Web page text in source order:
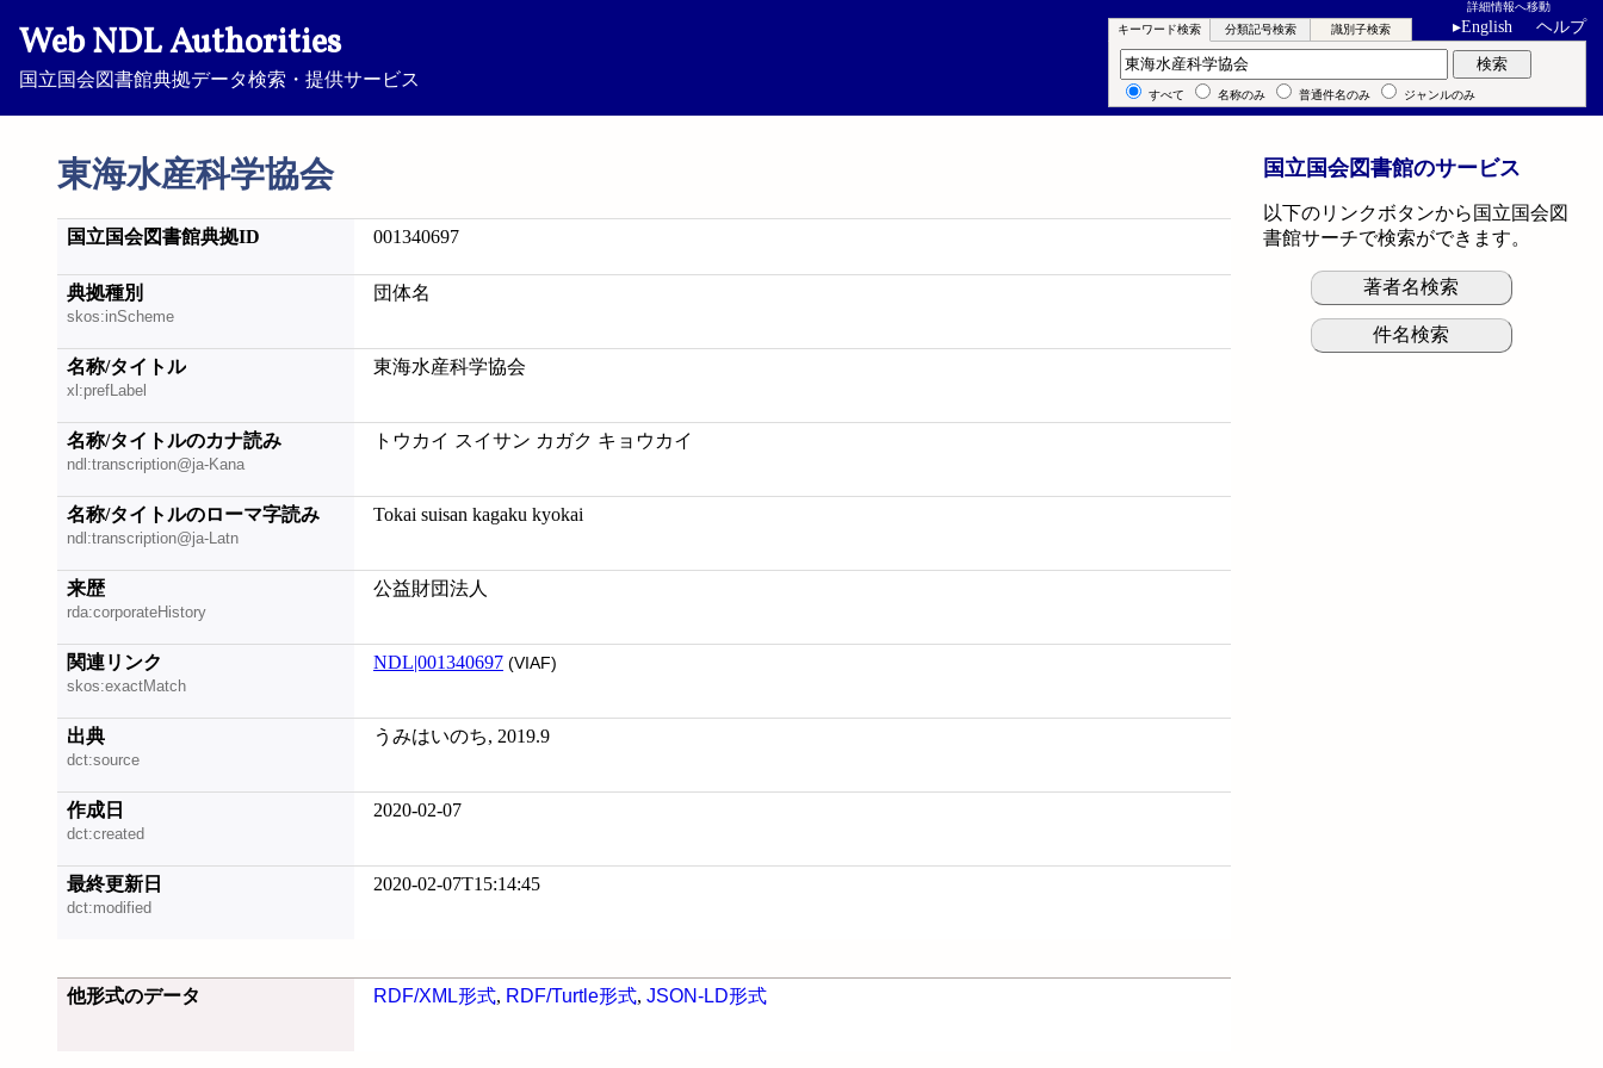
Web NDL Authorities
国立国会図書館典拠データ検索・提供サービス
詳細情報へ移動
▸English ヘルプ
東海水産科学協会
キーワード検索 分類記号検索 識別子検索
キーワード検索 検索
すべて 名称のみ 普通件名のみ ジャンルのみ
国立国会図書館典拠ID 001340697
典拠種別
skos:inScheme
団体名
名称/タイトル
xl:prefLabel
東海水産科学協会
名称/タイトルのカナ読み
ndl:transcription@ja-Kana
トウカイ スイサン カガク キョウカイ
名称/タイトルのローマ字読み
ndl:transcription@ja-Latn
Tokai suisan kagaku kyokai
来歴
rda:corporateHistory
公益財団法人
関連リンク
skos:exactMatch
NDL|001340697 (VIAF)
出典
dct:source
うみはいのち, 2019.9
作成日
dct:created
2020-02-07
最終更新日
dct:modified
2020-02-07T15:14:45
他形式のデータ RDF/XML形式, RDF/Turtle形式, JSON-LD形式
国立国会図書館のサービス
以下のリンクボタンから国立国会図
書館サーチで検索ができます。
著者名検索
件名検索